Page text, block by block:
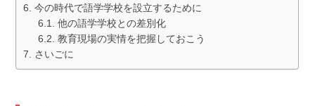
今の時代で語学学校を設立するために
他の語学学校との差別化
教育現場の実情を把握しておこう
さいごに